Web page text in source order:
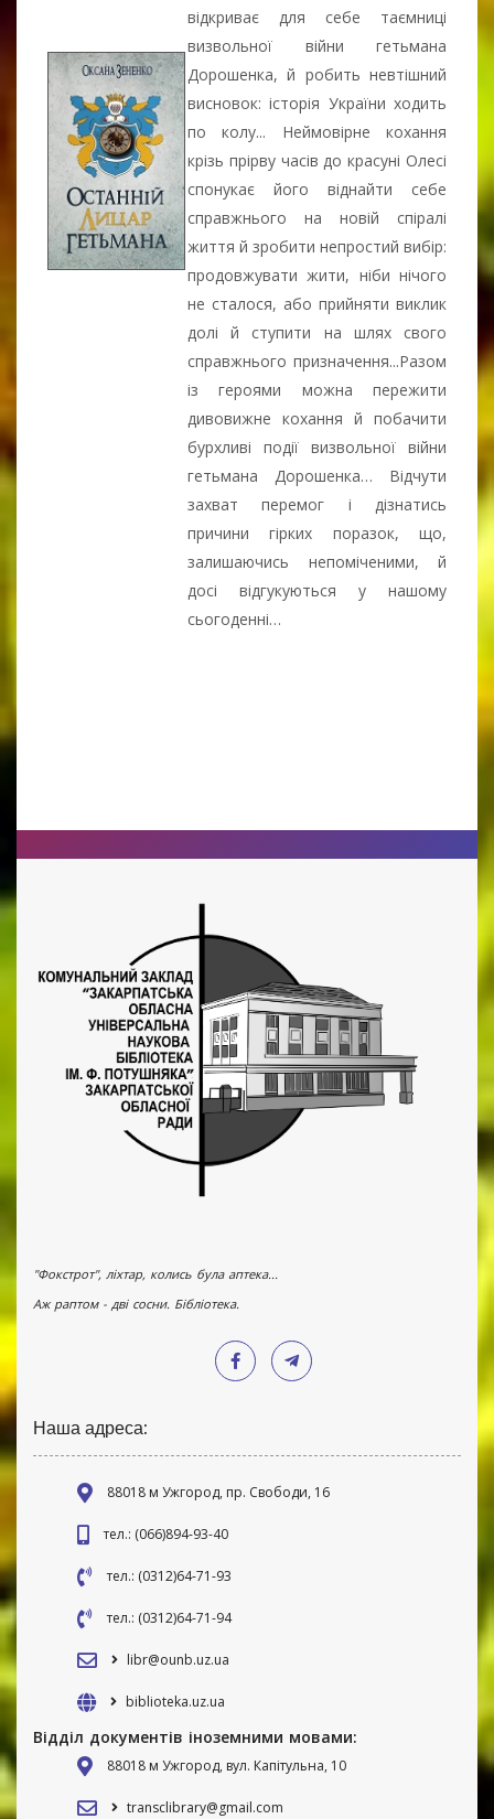
відкриває для себе таємниці
визвольної війни гетьмана
Дорошенка, й робить невтішний
висновок: історія України ходить
по колу... Неймовірне кохання
крізь прірву часів до красуні Олесі
спонукає його віднайти себе
справжнього на новій спіралі
життя й зробити непростий вибір:
продовжувати жити, ніби нічого
не сталося, або прийняти виклик
долі й ступити на шлях свого
справжнього призначення...Разом
із героями можна пережити
дивовижне кохання й побачити
бурхливі події визвольної війни
гетьмана Дорошенка… Відчути
захват перемог і дізнатись
причини гірких поразок, що,
залишаючись непоміченими, й
досі відгукуються у нашому
сьогоденні…
"Фокстрот", ліхтар, колись була аптека...
Аж раптом - дві сосни. Бібліотека.
Наша адреса:
88018 м Ужгород, пр. Свободи, 16
тел.: (066)894-93-40
тел.: (0312)64-71-93
тел.: (0312)64-71-94
libr@ounb.uz.ua
biblioteka.uz.ua
Відділ документів іноземними мовами:
88018 м Ужгород, вул. Капітульна, 10
transclibrary@gmail.com